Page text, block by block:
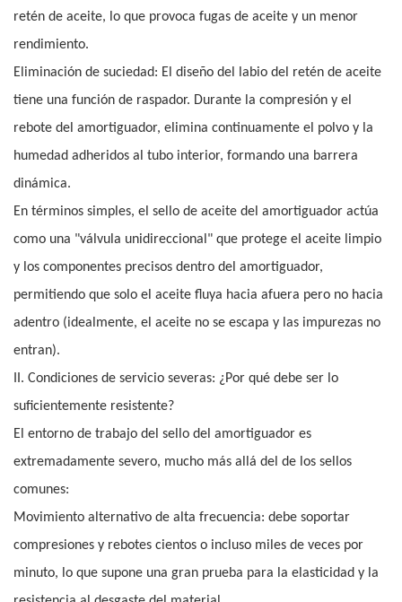
retén de aceite, lo que provoca fugas de aceite y un menor
rendimiento.
Eliminación de suciedad: El diseño del labio del retén de aceite
tiene una función de raspador. Durante la compresión y el
rebote del amortiguador, elimina continuamente el polvo y la
humedad adheridos al tubo interior, formando una barrera
dinámica.
En términos simples, el sello de aceite del amortiguador actúa
como una "válvula unidireccional" que protege el aceite limpio
y los componentes precisos dentro del amortiguador,
permitiendo que solo el aceite fluya hacia afuera pero no hacia
adentro (idealmente, el aceite no se escapa y las impurezas no
entran).
II. Condiciones de servicio severas: ¿Por qué debe ser lo
suficientemente resistente?
El entorno de trabajo del sello del amortiguador es
extremadamente severo, mucho más allá del de los sellos
comunes:
Movimiento alternativo de alta frecuencia: debe soportar
compresiones y rebotes cientos o incluso miles de veces por
minuto, lo que supone una gran prueba para la elasticidad y la